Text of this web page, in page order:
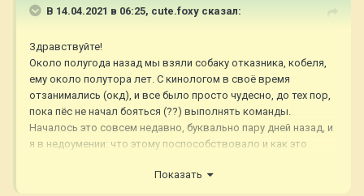
В 14.04.2021 в 06:25, cute.foxy сказал:
Здравствуйте!
Около полугода назад мы взяли собаку отказника, кобеля,
ему около полутора лет. С кинологом в своё время
отзанимались (окд), и все было просто чудесно, до тех пор,
пока пёс не начал бояться (??) выполнять команды.
Началось это совсем недавно, буквально пару дней назад, и
я в недоумении: что этому поспособствовало и как это
Показать